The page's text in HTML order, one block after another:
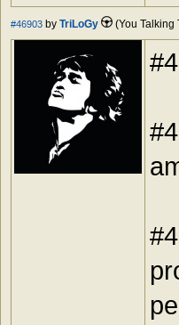
#46903 by TriLoGy (You Talking